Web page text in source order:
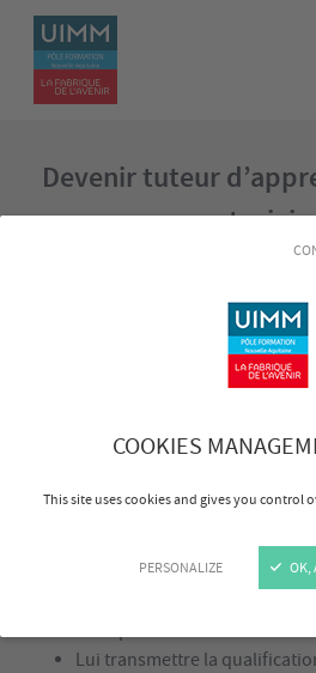
COOKIES
This site uses cookies and gives you control
PERSONALIZE OK,
Devenir tuteur
pour mieux le transmettre, et de
compétences clés de l’entreprise.
Ce programme vous aide à clarifier
structurer les étapes du tutorat et
Objectifs
Intégrer la personne, dans
entreprise
Lui transmettre la